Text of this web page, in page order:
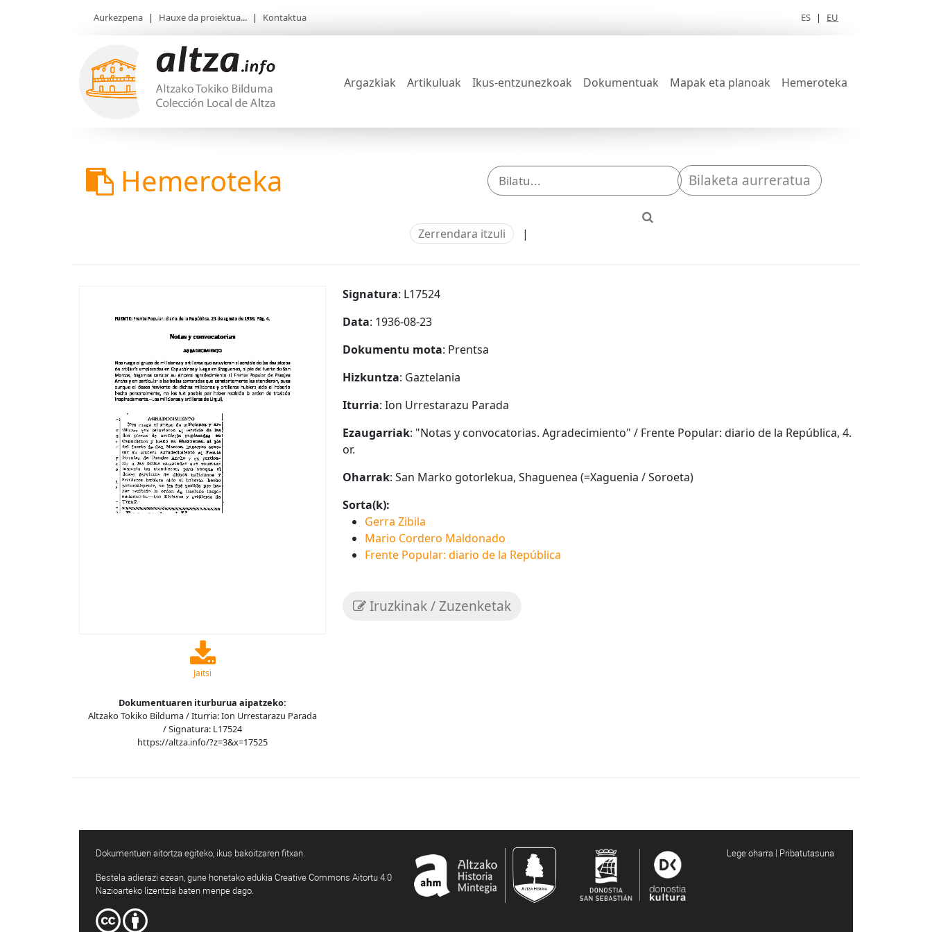
Aurkezpena | Hauxe da proiektua... | Kontaktua ES | EU
Argazkiak Artikuluak Ikus-entzunezkoak Dokumentuak Mapak eta planoak Hemeroteka
Hemeroteka Bilaketa aurreratua
Zerrendara itzuli |
Jaitsi
Dokumentuaren iturburua aipatzeko:
Altzako Tokiko Bilduma / Iturria: Ion Urrestarazu Parada
/ Signatura: L17524
https://altza.info/?z=3&x=17525
Signatura: L17524
Data: 1936-08-23
Dokumentu mota: Prentsa
Hizkuntza: Gaztelania
Iturria: Ion Urrestarazu Parada
Ezaugarriak: "Notas y convocatorias. Agradecimiento" / Frente Popular: diario de la República, 4.
or.
Oharrak: San Marko gotorlekua, Shaguenea (=Xaguenia / Soroeta)
Sorta(k):
Gerra Zibila
Mario Cordero Maldonado
Frente Popular: diario de la República
Iruzkinak / Zuzenketak
Dokumentuen aitortza egiteko, ikus bakoitzaren fitxan.
Bestela adierazi ezean, gune honetako edukia Creative Commons Aitortu 4.0
Nazioarteko lizentzia baten menpe dago.
Lege oharra | Pribatutasuna